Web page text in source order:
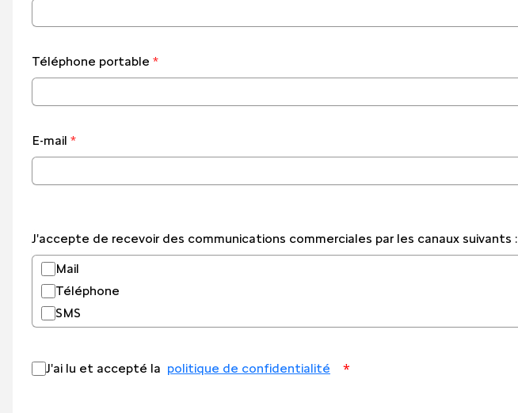
Téléphone portable *
E-mail *
J'accepte de recevoir des communications commerciales par les canaux suivants :
Mail
Téléphone
SMS
J'ai lu et accepté la politique de confidentialité *